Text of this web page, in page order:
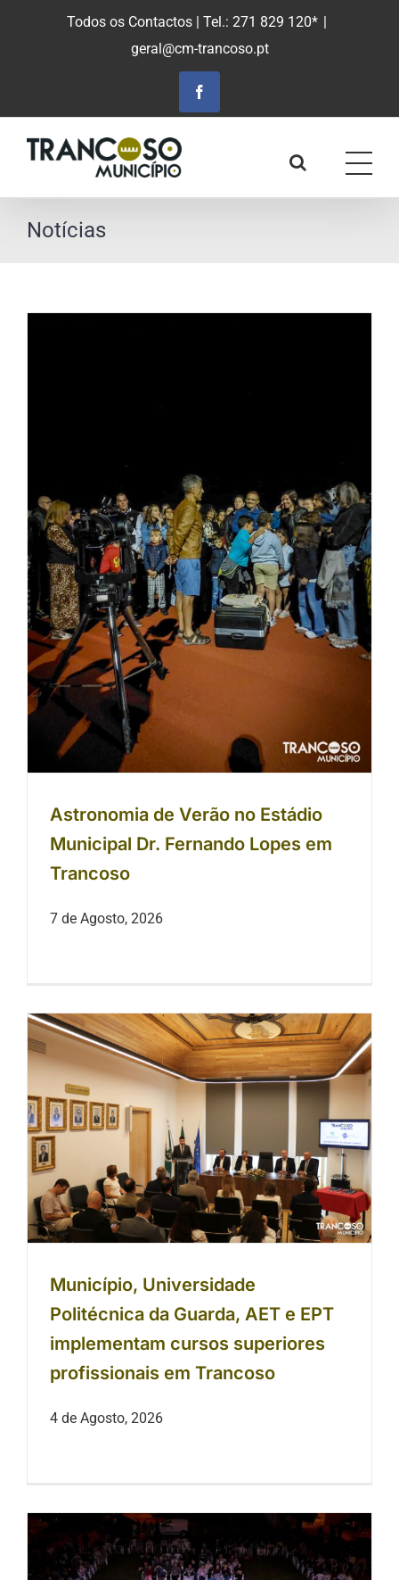
Todos os Contactos | Tel.: 271 829 120* |
geral@cm-trancoso.pt
Facebook
Notícias
Astronomia de Verão no Estádio
Municipal Dr. Fernando Lopes em
Trancoso
Astronomia de Verão no Estádio
Municipal Dr. Fernando Lopes em
Trancoso
7 de Agosto, 2026
Município, Universidade Politécnica
da Guarda, AET e EPT implementam
cursos superiores profissionais em
Trancoso
Município, Universidade
Politécnica da Guarda, AET e EPT
implementam cursos superiores
profissionais em Trancoso
4 de Agosto, 2026